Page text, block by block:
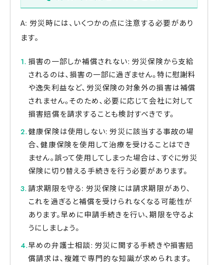
A: 労災時には、いくつかの点に注意する必要があり
ます。
損害の一部しか補償されない: 労災保険から支給
されるのは、損害の一部に過ぎません。特に慰謝料
や逸失利益など、労災保険の対象外の損害は補償
されません。そのため、必要に応じて会社に対して
損害賠償を請求することも検討すべきです。
健康保険は使用しない: 労災に該当する事故の場
合、健康保険を使用して治療を受けることはでき
ません。誤って使用してしまった場合は、すぐに労災
保険に切り替える手続きを行う必要があります。
請求期限を守る: 労災保険には請求期限があり、
これを過ぎると補償を受けられなくなる可能性が
あります。早めに申請手続きを行い、期限を守るよ
うにしましょう。
早めの弁護士相談: 労災に関する手続きや損害賠
償請求は、複雑で専門的な知識が求められます。